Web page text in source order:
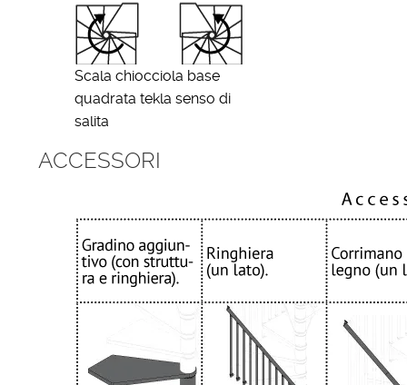
Scala chiocciola base
quadrata tekla senso di
salita
ACCESSORI